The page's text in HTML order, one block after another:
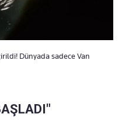
Dünyada sadece Van